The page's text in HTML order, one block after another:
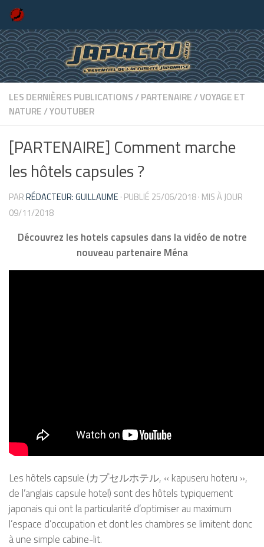
Skip to content
LES DERNIÈRES PUBLICATIONS/PARTENAIRE/VOYAGE ET
NATURE/YOUTUBER
[PARTENAIRE] Comment marche
les hôtels capsules ?
PARRÉDACTEUR: GUILLAUME · PUBLIÉ 25/06/2018· MIS À JOUR
09/11/2018
Découvrez les hotels capsules dans la vidéo de notre
nouveau partenaire Ména
Les hôtels capsule (カプセルホテル, « kapuseru hoteru »,
de l’anglais capsule hotel) sont des hôtels typiquement
japonais qui ont la particularité d’optimiser au maximum
l’espace d’occupation et dont les chambres se limitent donc
à une simple cabine-lit.